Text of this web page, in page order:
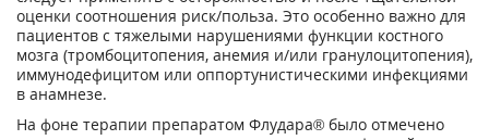
оценки соотношения риск/польза. Это особенно важно для
пациентов с тяжелыми нарушениями функции костного
мозга (тромбоцитопения, анемия и/или гранулоцитопения),
иммунодефицитом или оппортунистическими инфекциями
в анамнезе.
На фоне терапии препаратом Флудара® было отмечено